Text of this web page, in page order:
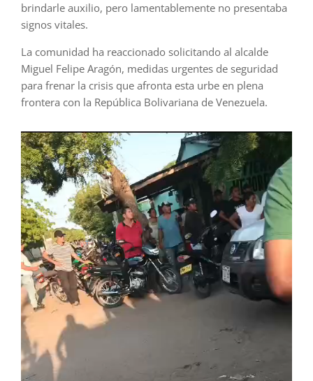
brindarle auxilio, pero lamentablemente no presentaba
signos vitales.
La comunidad ha reaccionado solicitando al alcalde
Miguel Felipe Aragón, medidas urgentes de seguridad
para frenar la crisis que afronta esta urbe en plena
frontera con la República Bolivariana de Venezuela.